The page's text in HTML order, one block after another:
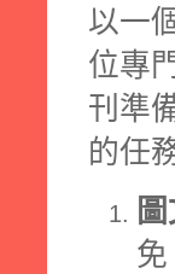
以一
位專
刊準
的任